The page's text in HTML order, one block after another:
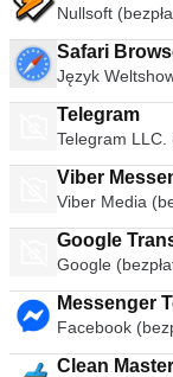
Nullsoft
Safari
Język
Telegram
Telegram LLC.
Viber Media
Google
Google
Facebook
Clean Master